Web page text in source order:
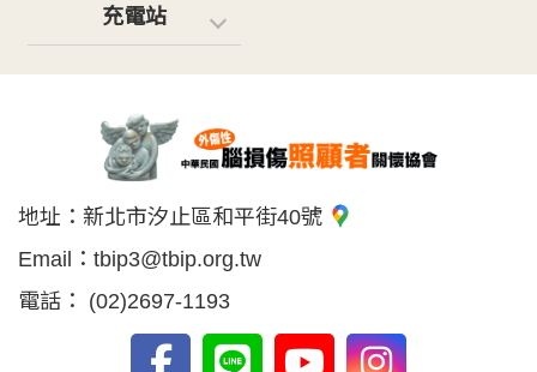
充電站
地址： 新北市汐止區和平街40號
Email： tbip3@tbip.org.tw
電話：
(02)2697-1193